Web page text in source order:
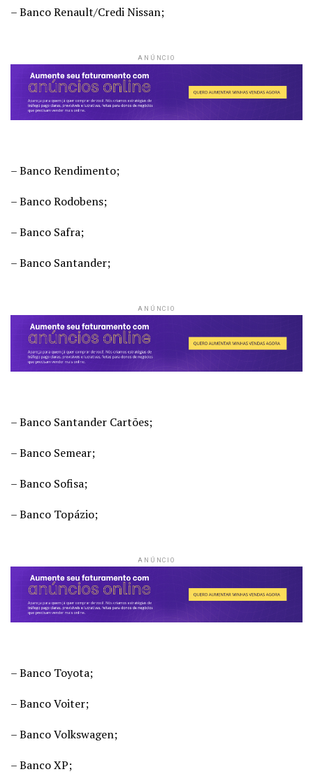
– Banco Renault/Credi Nissan;
ANÚNCIO
– Banco Rendimento;
– Banco Rodobens;
– Banco Safra;
– Banco Santander;
ANÚNCIO
– Banco Santander Cartões;
– Banco Semear;
– Banco Sofisa;
– Banco Topázio;
ANÚNCIO
– Banco Toyota;
– Banco Voiter;
– Banco Volkswagen;
– Banco XP;